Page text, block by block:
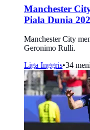
Manchester
Piala Dunia
Manchester City
Geronimo Rulli.
Liga Inggris•34